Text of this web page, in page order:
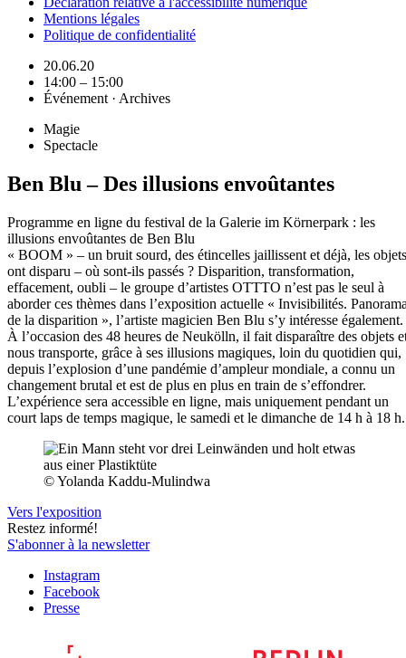
Mentions légales
Politique de confidentialité
20.06.20
14:00 – 15:00
Événement · Archives
Magie
Spectacle
Ben Blu – Des illusions envoûtantes
Programme en ligne du festival de la Galerie im Körnerpark : les
illusions envoûtantes de Ben Blu
« BOOM » – un bruit sourd, des étincelles jaillissent et déjà, les objets
ont disparu – où sont-ils passés ? Disparition, transformation,
effacement, oubli – le groupe d’artistes OTTTO n’est pas le seul à
aborder ces thèmes dans l’exposition actuelle « Invisibilités.
de la disparition », l’artiste magicien Ben Blu s’y intéresse également.
À l’occasion des 48 heures de Neukölln, il fait disparaître des objets
nous transporte, grâce à ses illusions magiques, loin du quotidien qui,
depuis l’explosion d’une pandémie d’ampleur mondiale, a connu un
changement brutal et est de plus en plus en train de s’effondrer.
L’expérience sera accessible en ligne, mais uniquement pendant un
court laps de temps magique, le samedi et le dimanche de 14 h à 18 h.
© Yolanda Kaddu-Mulindwa
Vers l'exposition
Restez informé!
S'abonner à la newsletter
Instagram
Facebook
Presse